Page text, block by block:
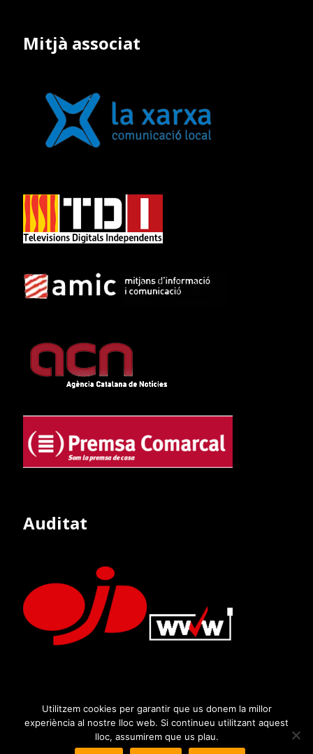
Mitjà associat
Auditat
Utilitzem cookies per garantir que us donem la millor
experiència al nostre lloc web. Si continueu utilitzant aquest
lloc, assumirem que us plau.